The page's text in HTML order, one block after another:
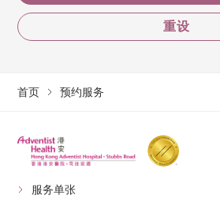
重设
首页 预约服务
服务单张